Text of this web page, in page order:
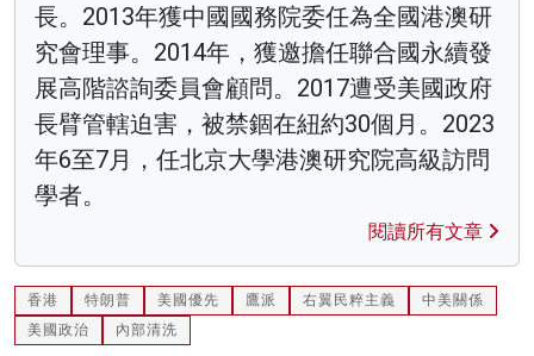
長。2013年獲中國國務院委任為全國港澳研
究會理事。2014年，獲邀擔任聯合國永續發
展高階諮詢委員會顧問。2017遭受美國政府
長臂管轄迫害，被禁錮在紐約30個月。2023
年6至7月，任北京大學港澳研究院高級訪問
學者。
閱讀所有文章
香港 特朗普 美國優先 鷹派 右翼民粹主義
中美關係
美國政治
內部清洗